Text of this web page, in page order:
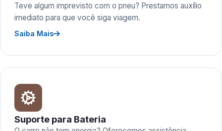
Teve algum imprevisto com o pneu? Prestamos auxílio
imediato para que você siga viagem.
Saiba Mais
Suporte para Bateria